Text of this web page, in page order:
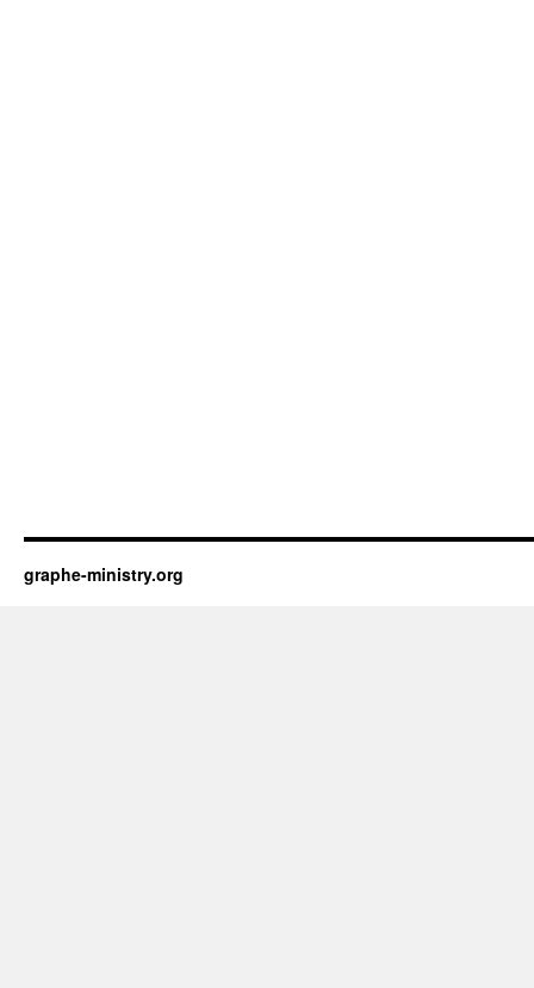
graphe-ministry.org